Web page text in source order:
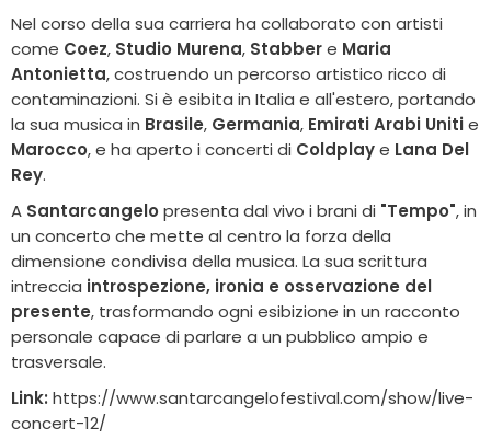
Nel corso della sua carriera ha collaborato con artisti
come Coez, Studio Murena, Stabbere Maria
Antonietta, costruendo un percorso artistico ricco di
contaminazioni. Si è esibita in Italia e all'estero, portando
la sua musica in Brasile, Germania, Emirati Arabi Unitie
Marocco, e ha aperto i concerti di Coldplaye Lana Del
Rey.
A Santarcangelo presenta dal vivo i brani di "Tempo", in
un concerto che mette al centro la forza della
dimensione condivisa della musica. La sua scrittura
intreccia introspezione, ironia e osservazione del
presente, trasformando ogni esibizione in un racconto
personale capace di parlare a un pubblico ampio e
trasversale.
Link: https://www.santarcangelofestival.com/show/live-
concert-12/